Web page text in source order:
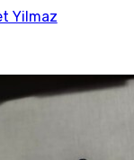
Yilmaz